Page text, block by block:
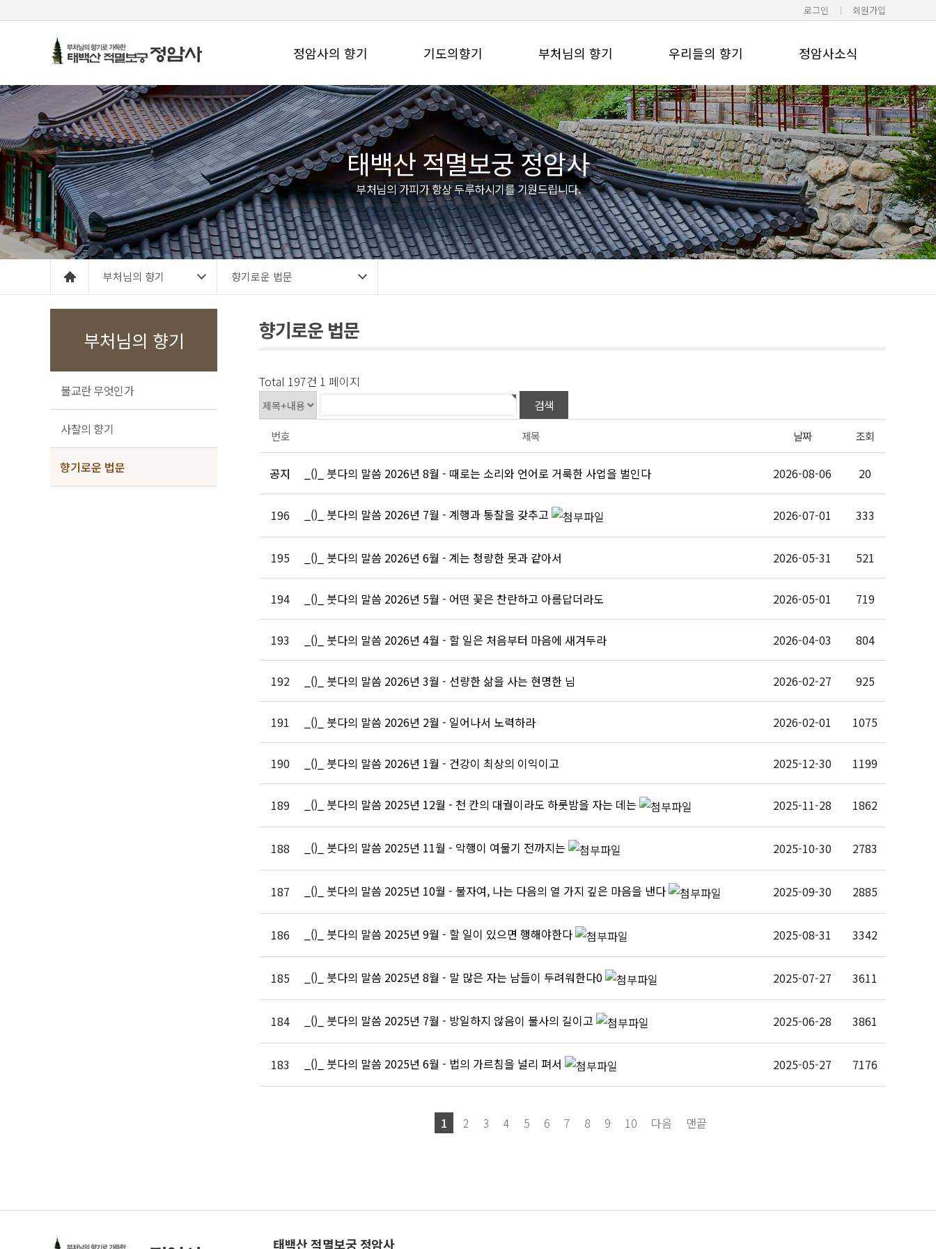
로그인 회원가입
정암사의 향기 기도의향기 부처님의 향기 우리들의 향기 정암사소식
태백산 적멸보궁 정암사
부처님의 가피가 항상 두루하시기를 기원드립니다.
부처님의 향기 향기로운 법문
부처님의 향기
불교란 무엇인가
사찰의 향기
향기로운 법문
향기로운 법문
Total 197건 1 페이지
번호 제목 날짜 조회
공지 _()_ 붓다의 말씀 2026년 8월 - 때로는 소리와 언어로 거룩한 사업을 벌인다 2026-08-06 20
196 _()_ 붓다의 말씀 2026년 7월 - 계행과 통찰을 갖추고 2026-07-01 333
195 _()_ 붓다의 말씀 2026년 6월 - 계는 청량한 못과 같아서 2026-05-31 521
194 _()_ 붓다의 말씀 2026년 5월 - 어떤 꽃은 찬란하고 아름답더라도 2026-05-01 719
193 _()_ 붓다의 말씀 2026년 4월 - 할 일은 처음부터 마음에 새겨두라 2026-04-03 804
192 _()_ 붓다의 말씀 2026년 3월 - 선량한 삶을 사는 현명한 님 2026-02-27 925
191 _()_ 붓다의 말씀 2026년 2월 - 일어나서 노력하라 2026-02-01 1075
190 _()_ 붓다의 말씀 2026년 1월 - 건강이 최상의 이익이고 2025-12-30 1199
189 _()_ 붓다의 말씀 2025년 12월 - 천 칸의 대궐이라도 하룻밤을 자는 데는 2025-11-28 1862
188 _()_ 붓다의 말씀 2025년 11월 - 악행이 여물기 전까지는 2025-10-30 2783
187 _()_ 붓다의 말씀 2025년 10월 - 불자여, 나는 다음의 열 가지 깊은 마음을 낸다 2025-09-30 2885
186 _()_ 붓다의 말씀 2025년 9월 - 할 일이 있으면 행해야한다 2025-08-31 3342
185 _()_ 붓다의 말씀 2025년 8월 - 말 많은 자는 남들이 두려워한다0 2025-07-27 3611
184 _()_ 붓다의 말씀 2025년 7월 - 방일하지 않음이 불사의 길이고 2025-06-28 3861
183 _()_ 붓다의 말씀 2025년 6월 - 법의 가르침을 널리 펴서 2025-05-27 7176
1 2 3 4 5 6 7 8 9 10 다음 맨끝
태백산 적멸보궁 정암사